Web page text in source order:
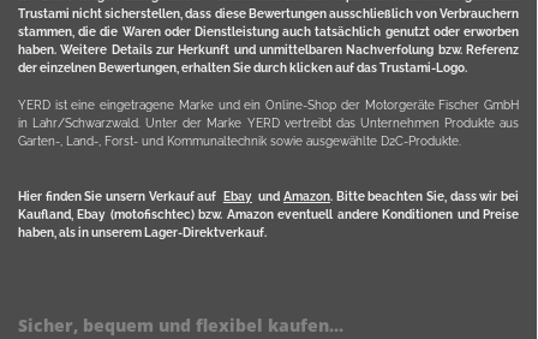
Trustami nicht sicherstellen, dass diese Bewertungen ausschließlich von Verbrauchern
stammen, die die Waren oder Dienstleistung auch tatsächlich genutzt oder erworben
haben. Weitere Details zur Herkunft und unmittelbaren Nachverfolung bzw. Referenz
der einzelnen Bewertungen, erhalten Sie durch klicken auf das Trustami-Logo.
YERD ist eine eingetragene Marke und ein Online-Shop der Motorgeräte Fischer GmbH
in Lahr/Schwarzwald. Unter der Marke YERD vertreibt das Unternehmen Produkte aus
Garten-, Land-, Forst- und Kommunaltechnik sowie ausgewählte D2C-Produkte.
Hier finden Sie unsern Verkauf auf Ebayund Amazon. Bitte beachten Sie, dass wir bei
Kaufland, Ebay (motofischtec) bzw. Amazon eventuell andere Konditionen und Preise
haben, als in unserem Lager-Direktverkauf.
Sicher, bequem und flexibel kaufen...